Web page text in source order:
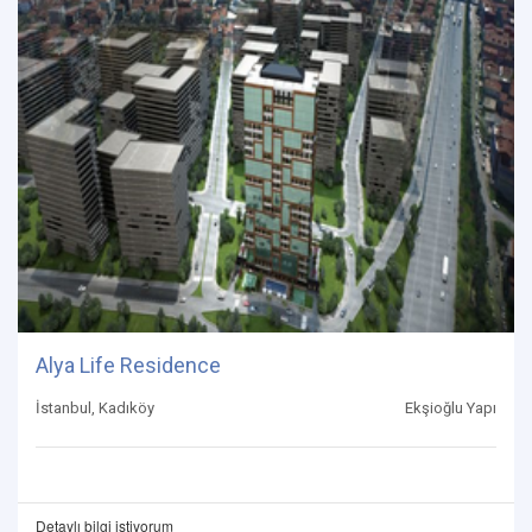
Alya Life Residence
İstanbul, Kadıköy Ekşioğlu Yapı
Detaylı bilgi istiyorum